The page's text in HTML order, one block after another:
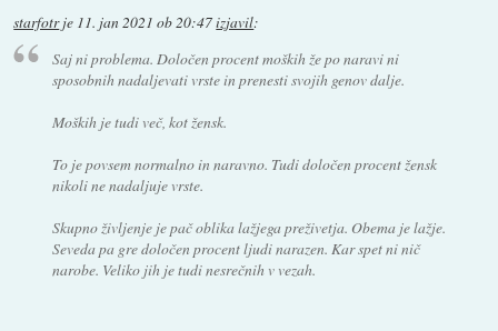
starfotrje 11. jan 2021 ob 20:47izjavil:
Saj ni problema. Določen procent moških že po naravi ni
sposobnih nadaljevati vrste in prenesti svojih genov dalje.
Moških je tudi več, kot žensk.
To je povsem normalno in naravno. Tudi določen procent žensk
nikoli ne nadaljuje vrste.
Skupno življenje je pač oblika lažjega preživetja. Obema je lažje.
Seveda pa gre določen procent ljudi narazen. Kar spet ni nič
narobe. Veliko jih je tudi nesrečnih v vezah.